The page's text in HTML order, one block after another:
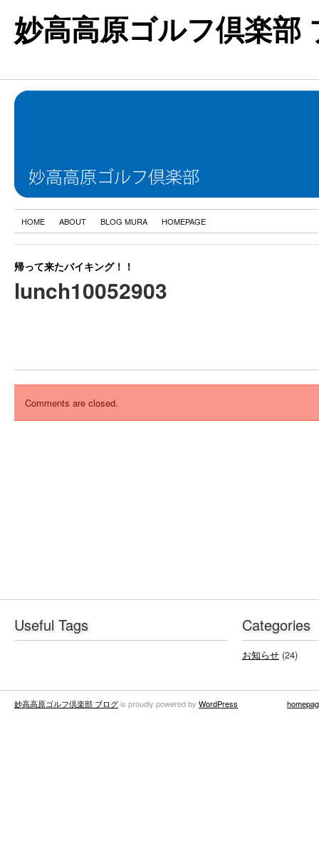
妙高高原ゴルフ倶楽部
HOME ABOUT BLOG MURA HOMEPAGE
帰って来たバイキング！！
lunch10052903
Comments are closed.
Useful Tags Categories
お知らせ (24)
妙高高原ゴルフ倶楽部 ブログis proudly powered by WordPress